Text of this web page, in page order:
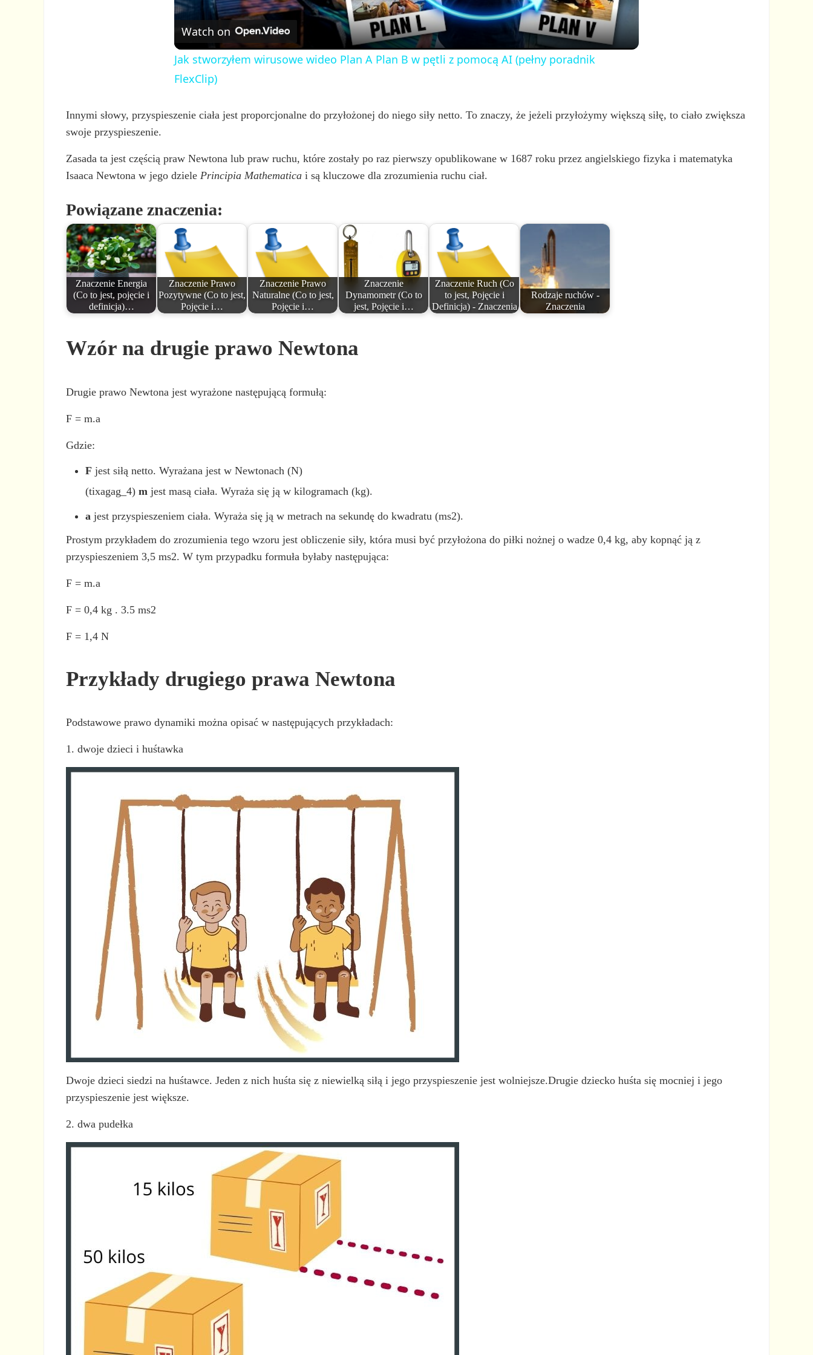
a
y
i
d
o
Watch on
Jak stworzyłem wirusowe wideo Plan A Plan B w pętli z pomocą AI (pełny poradnik
FlexClip)
Innymi słowy, przyspieszenie ciała jest proporcjonalne do przyłożonej do niego siły netto. To znaczy, że jeżeli przyłożymy większą siłę, to ciało zwiększa
swoje przyspieszenie.
Zasada ta jest częścią praw Newtona lub praw ruchu, które zostały po raz pierwszy opublikowane w 1687 roku przez angielskiego fizyka i matematyka
Isaaca Newtona w jego dzielePrincipia Mathematica i są kluczowe dla zrozumienia ruchu ciał.
Powiązane znaczenia:
Znaczenie Energia
(Co to jest, pojęcie i
definicja)…
Znaczenie Prawo
Pozytywne (Co to jest,
Pojęcie i…
Znaczenie Prawo
Naturalne (Co to jest,
Pojęcie i…
Znaczenie
Dynamometr (Co to
jest, Pojęcie i…
Znaczenie Ruch (Co
to jest, Pojęcie i
Definicja) - Znaczenia
Rodzaje ruchów -
Znaczenia
Wzór na drugie prawo Newtona
Drugie prawo Newtona jest wyrażone następującą formułą:
F = m.a
Gdzie:
Fjest siłą netto. Wyrażana jest w Newtonach (N)
(tixagag_4) m jest masą ciała. Wyraża się ją w kilogramach (kg).
a jest przyspieszeniem ciała. Wyraża się ją w metrach na sekundę do kwadratu (ms2).
Prostym przykładem do zrozumienia tego wzoru jest obliczenie siły, która musi być przyłożona do piłki nożnej o wadze 0,4 kg, aby kopnąć ją z
przyspieszeniem 3,5 ms2. W tym przypadku formuła byłaby następująca:
F = m.a
F = 0,4 kg . 3.5 ms2
F = 1,4 N
Przykłady drugiego prawa Newtona
Podstawowe prawo dynamiki można opisać w następujących przykładach:
1. dwoje dzieci i huśtawka
Dwoje dzieci siedzi na huśtawce. Jeden z nich huśta się z niewielką siłą i jego przyspieszenie jest wolniejsze.Drugie dziecko huśta się mocniej i jego
przyspieszenie jest większe.
2. dwa pudełka